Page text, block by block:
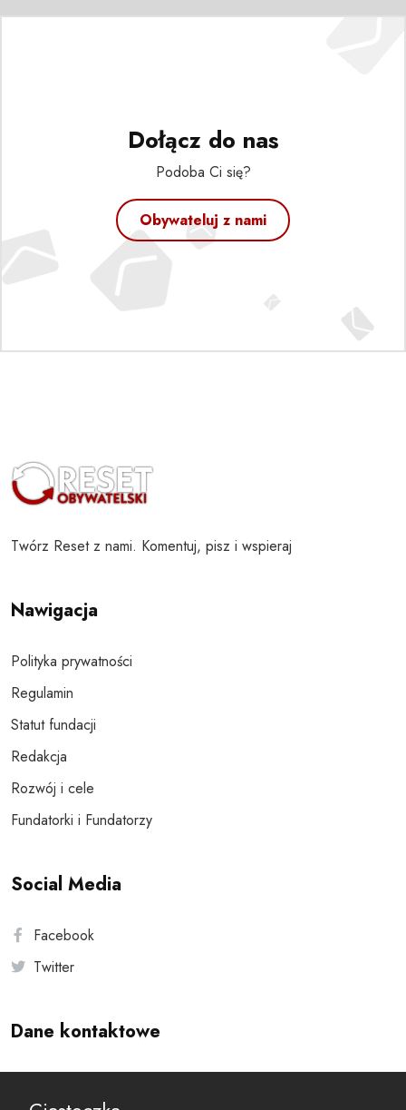
Dołącz do nas
Podoba Ci się?
Obywateluj z nami
Twórz Reset z nami. Komentuj, pisz i wspieraj
Nawigacja
Polityka prywatności
Regulamin
Statut fundacji
Redakcja
Rozwój i cele
Fundatorki i Fundatorzy
Social Media
Facebook
Twitter
Dane kontaktowe